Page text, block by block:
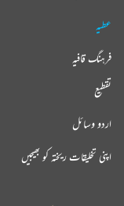
عطیہ
فرہنگ قافیہ
تقطیع
اردو وسائل
اپنی تخلیقات ریختہ کو بھیجیں